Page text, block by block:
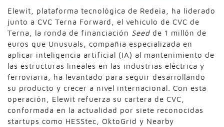
Elewit, plataforma tecnológica de Redeia, ha liderado
junto a CVC Terna Forward, el vehículo de CVC de
Terna, la ronda de financiación Seed de 1 millón de
euros que Unusuals, compañía especializada en
aplicar inteligencia artificial (IA) al mantenimiento de
las estructuras lineales en las industrias eléctrica y
ferroviaria, ha levantado para seguir desarrollando
su producto y crecer a nivel internacional. Con esta
operación, Elewit refuerza su cartera de CVC,
conformada en la actualidad por siete reconocidas
startups como HESStec, OktoGrid y Nearby